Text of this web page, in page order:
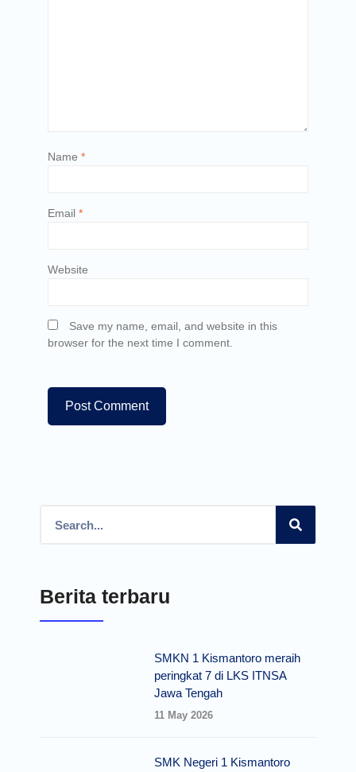
Name *
Email *
Website
Save my name, email, and website in this
browser for the next time I comment.
Berita terbaru
SMKN 1 Kismantoro meraih
peringkat 7 di LKS ITNSA
Jawa Tengah
11 May 2026
SMK Negeri 1 Kismantoro